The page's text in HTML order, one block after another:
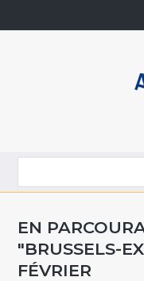
EN
"BRUSSELS-
FÉVRIER